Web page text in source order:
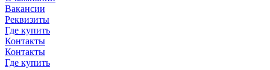
Вакансии
Реквизиты
Где купить
Контакты
Контакты
Где купить